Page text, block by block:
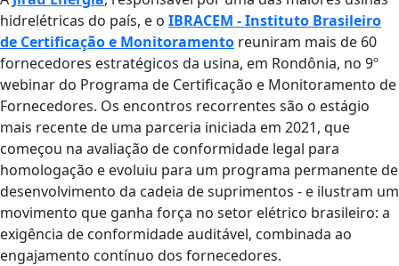
hidrelétricas do país, e o IBRACEM - Instituto Brasileiro
de Certificação e Monitoramento reuniram mais de 60
fornecedores estratégicos da usina, em Rondônia, no 9º
webinar do Programa de Certificação e Monitoramento de
Fornecedores. Os encontros recorrentes são o estágio
mais recente de uma parceria iniciada em 2021, que
começou na avaliação de conformidade legal para
homologação e evoluiu para um programa permanente de
desenvolvimento da cadeia de suprimentos - e ilustram um
movimento que ganha força no setor elétrico brasileiro: a
exigência de conformidade auditável, combinada ao
engajamento contínuo dos fornecedores.